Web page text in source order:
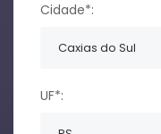
Cidade*:
UF*: